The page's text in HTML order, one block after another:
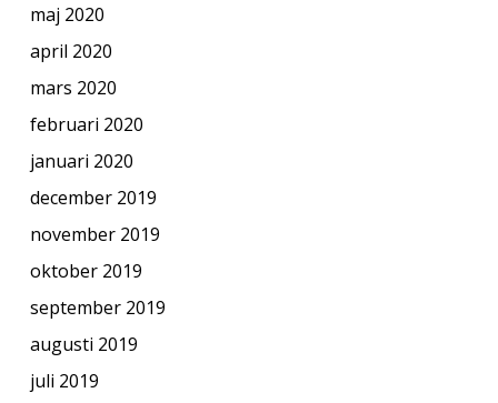
maj 2020
april 2020
mars 2020
februari 2020
januari 2020
december 2019
november 2019
oktober 2019
september 2019
augusti 2019
juli 2019